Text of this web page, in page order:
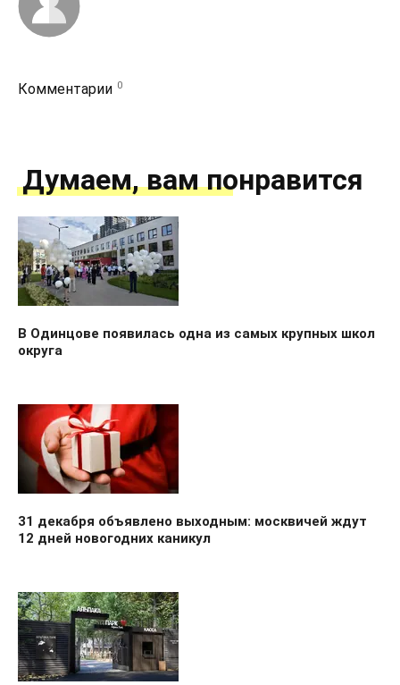
Комментарии 0
Думаем, вам понравится
В Одинцове появилась одна из самых крупных школ
округа
31 декабря объявлено выходным: москвичей ждут
12 дней новогодних каникул